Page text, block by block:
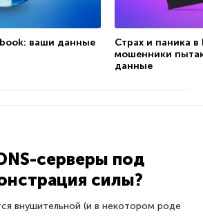
ваши данные
Страх и паника в
мошенники
данные
серверы под
силы?
внушительной (и в некотором роде